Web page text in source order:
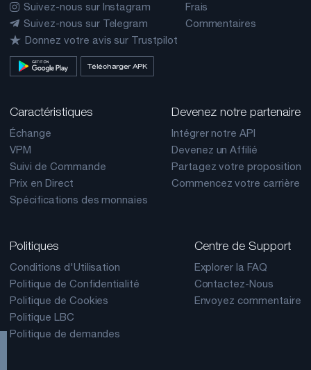
Suivez-nous sur Instagram
Suivez-nous sur Telegram
Donnez votre avis sur Trustpilot
Télécharger APK
Frais
Commentaires
Caractéristiques
Échange
VPM
Suivi de Commande
Prix en Direct
Spécifications des monnaies
Devenez notre partenaire
Intégrer notre API
Devenez un Affilié
Partagez votre proposition
Commencez votre carrière
Politiques
Conditions d'Utilisation
Politique de Confidentialité
Politique de Cookies
Politique LBC
Politique de demandes
Centre de Support
Explorer la FAQ
Contactez-Nous
Envoyez commentaire